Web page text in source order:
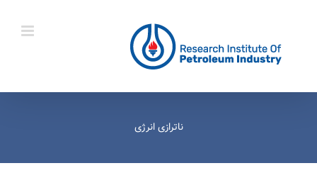
ناترازی انرژی